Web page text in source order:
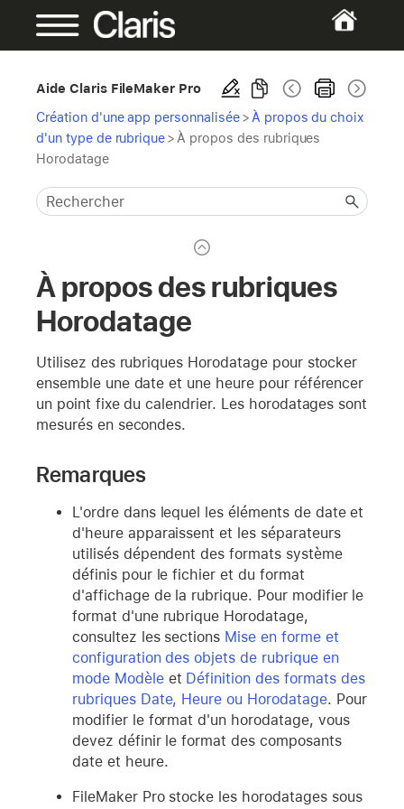
Aide Claris FileMaker Pro
Création d'une app personnalisée> À propos du choix
d'un type de rubrique> À propos des rubriques
Horodatage
À propos des rubriques
Horodatage
Utilisez des rubriques Horodatage pour stocker
ensemble une date et une heure pour référencer
un point fixe du calendrier. Les horodatages sont
mesurés en secondes.
Remarques
L'ordre dans lequel les éléments de date et
d'heure apparaissent et les séparateurs
utilisés dépendent des formats système
définis pour le fichier et du format
d'affichage de la rubrique. Pour modifier le
format d'une rubrique Horodatage,
consultez les sections Mise en forme et
configuration des objets de rubrique en
mode Modèleet Définition des formats des
rubriques Date, Heure ou Horodatage. Pour
modifier le format d'un horodatage, vous
devez définir le format des composants
date et heure.
FileMaker Pro stocke les horodatages sous